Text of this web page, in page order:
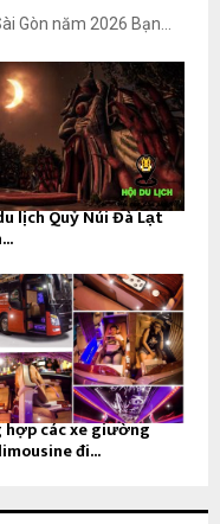
Gòn năm 2026 Bạn...
lịch Quỷ Núi Đà Lạt
hợp các xe giường
đi...